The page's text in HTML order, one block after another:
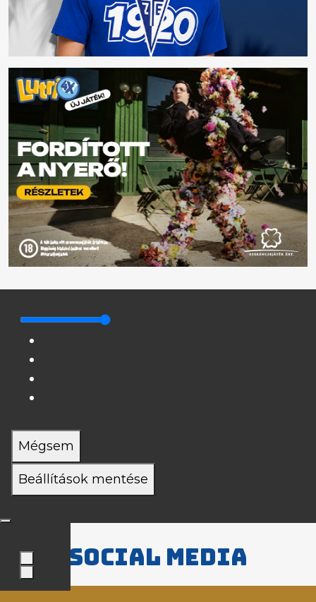
Mégsem
Beállítások mentése
Social media